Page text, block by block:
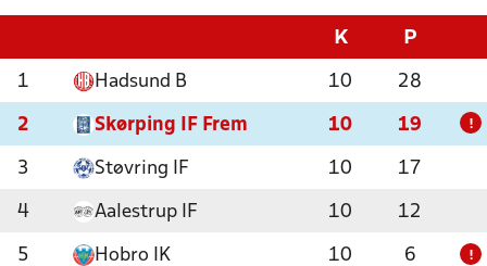
K P
1 Hadsund B 10 28
2 Skørping IF Frem 10 19 !
3 Støvring IF 10 17
4 Aalestrup IF 10 12
5 Hobro IK 10 6 !